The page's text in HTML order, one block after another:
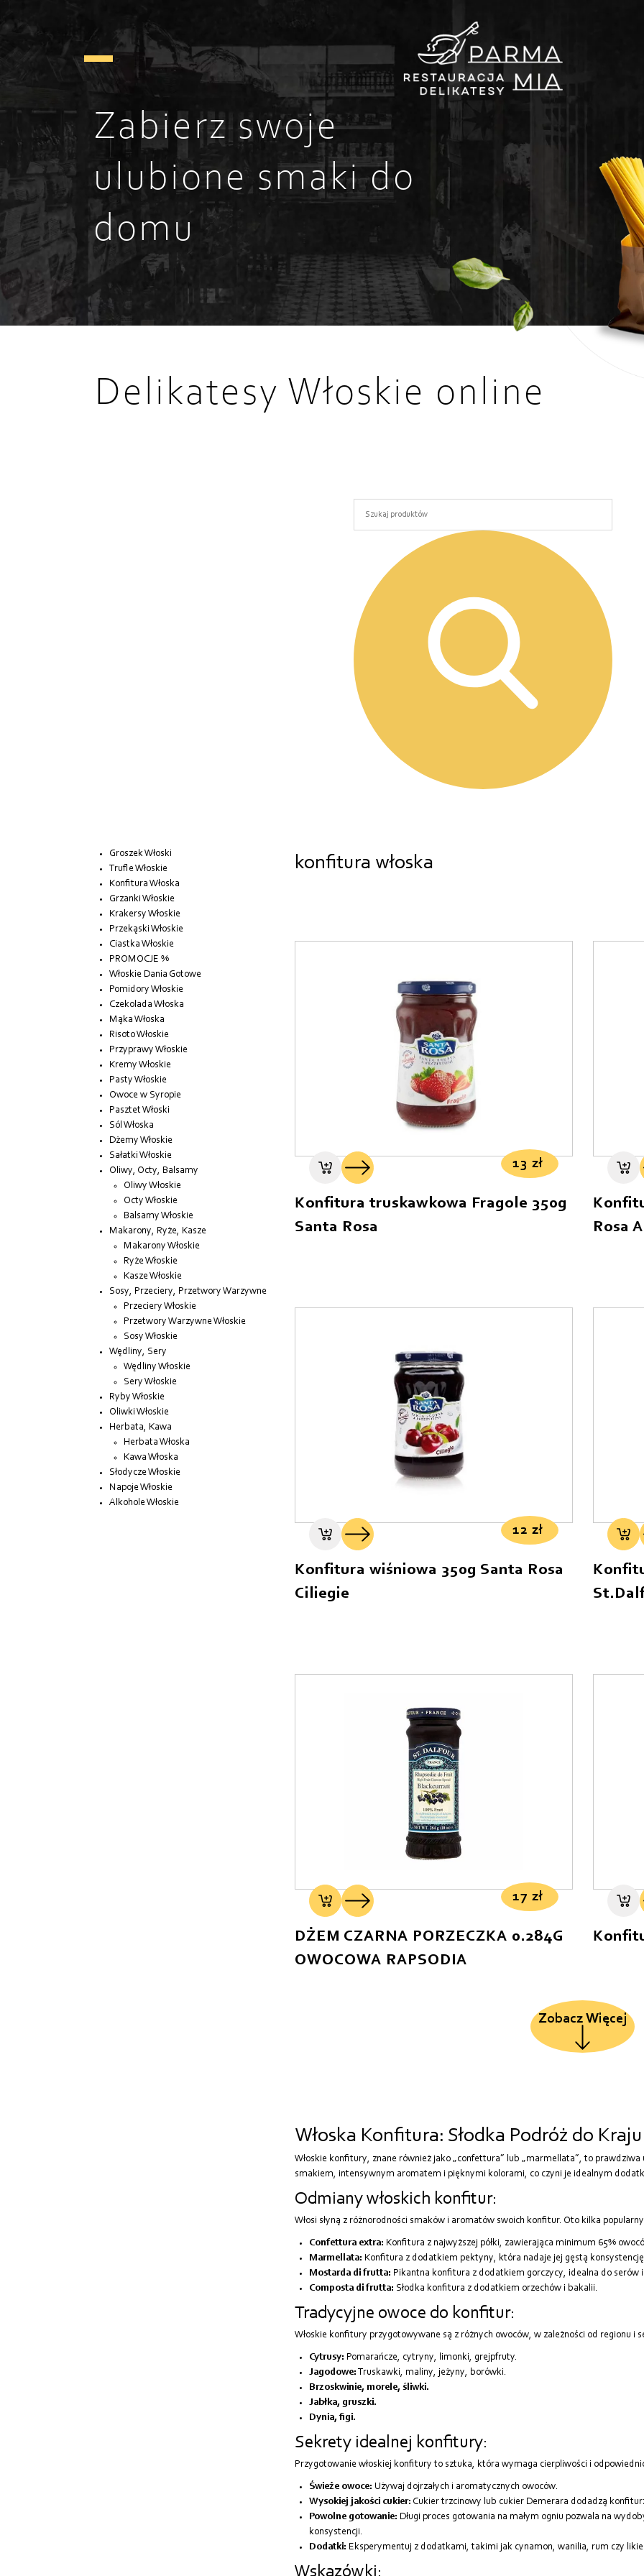
Zabierz swoje
ulubione smaki do
domu
Delikatesy Włoskie online
Groszek Włoski
Trufle Włoskie
Konfitura Włoska
Grzanki Włoskie
Krakersy Włoskie
Przekąski Włoskie
Ciastka Włoskie
PROMOCJE %
Włoskie Dania Gotowe
Pomidory Włoskie
Czekolada Włoska
Mąka Włoska
Risoto Włoskie
Przyprawy Włoskie
Kremy Włoskie
Pasty Włoskie
Owoce w Syropie
Pasztet Włoski
Sól Włoska
Dżemy Włoskie
Sałatki Włoskie
Oliwy, Octy, Balsamy
Oliwy Włoskie
Octy Włoskie
Balsamy Włoskie
Makarony, Ryże, Kasze
Makarony Włoskie
Ryże Włoskie
Kasze Włoskie
Sosy, Przeciery, Przetwory Warzywne
Przeciery Włoskie
Przetwory Warzywne Włoskie
Sosy Włoskie
Wędliny, Sery
Wędliny Włoskie
Sery Włoskie
Ryby Włoskie
Oliwki Włoskie
Herbata, Kawa
Herbata Włoska
Kawa Włoska
Słodycze Włoskie
Napoje Włoskie
Alkohole Włoskie
konfitura włoska
13 zł
Konfitura truskawkowa Fragole 350g
Santa Rosa
Rosa
12 zł
Konfitura wiśniowa 350g Santa Rosa
Ciliegie
17 zł
DŻEM CZARNA PORZECZKA 0.284G
OWOCOWA RAPSODIA
Zobacz Więcej
Włoska Konfitura: Słodka Podróż do Kraju
Włoskie konfitury, znane również jako „confettura” lub „marmellata”, to
smakiem, intensywnym aromatem i pięknymi kolorami, co czyni je idealnym
Odmiany włoskich konfitur:
Włosi słyną z różnorodności smaków i aromatów swoich konfitur. Oto kilka
Confettura extra: Konfitura z najwyższej półki, zawierająca minimum 65%
Marmellata: Konfitura z dodatkiem pektyny, która nadaje jej gęstą
Mostarda di frutta: Pikantna konfitura z dodatkiem gorczycy, idealna do serów
Composta di frutta: Słodka konfitura z dodatkiem orzechów i bakalii.
Tradycyjne owoce do konfitur:
Włoskie konfitury przygotowywane są z różnych owoców, w zależności od regionu i
Cytrusy: Pomarańcze, cytryny, limonki, grejpfruty.
Jagodowe: Truskawki, maliny, jeżyny, borówki.
Brzoskwinie, morele, śliwki.
Jabłka, gruszki.
Dynia, figi.
Sekrety idealnej konfitury:
Przygotowanie włoskiej konfitury to sztuka, która wymaga cierpliwości i
Świeże owoce: Używaj dojrzałych i aromatycznych owoców.
Wysokiej jakości cukier: Cukier trzcinowy lub cukier Demerara dodadzą
Powolne gotowanie: Długi proces gotowania na małym ogniu pozwala na
konsystencji.
Dodatki: Eksperymentuj z dodatkami, takimi jak cynamon, wanilia, rum czy
Wskazówki: